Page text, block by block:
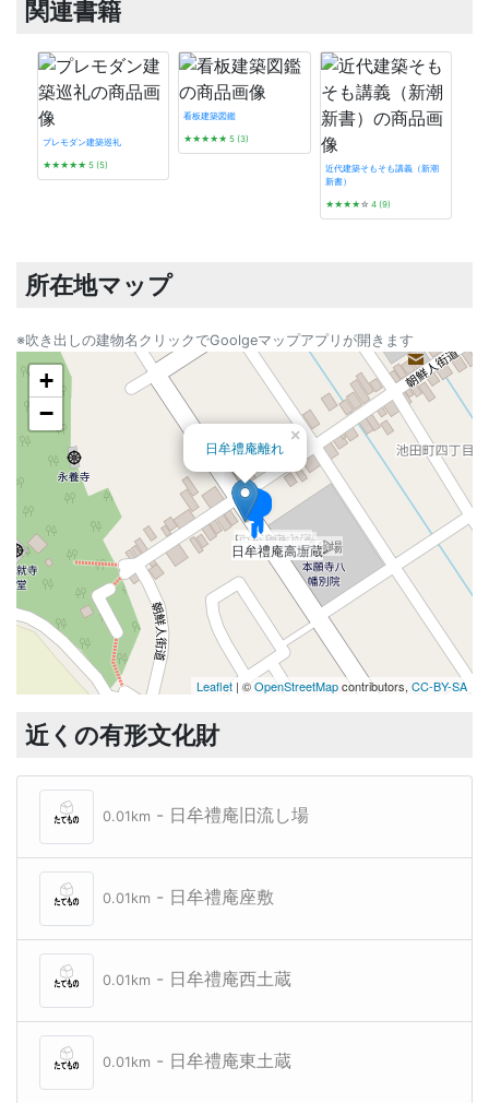
関連書籍
プレモダン建築巡礼
★★★★★ 5 (5)
看板建築図鑑
★★★★★ 5 (3)
近代建築そもそも講義（新潮
新書）
★★★★☆ 4 (9)
所在地マップ
※吹き出しの建物名クリックでGoolgeマップアプリが開きます
日牟禮庵旧流し場
日牟禮庵座敷
日牟禮庵西土蔵
日牟禮庵東土蔵
日牟禮庵高塀
日牟禮庵主屋
日牟禮庵離れ
×
+
−
Leaflet | ©OpenStreetMapcontributors, CC-BY-SA
近くの有形文化財
0.01km - 日牟禮庵旧流し場
0.01km - 日牟禮庵座敷
0.01km - 日牟禮庵西土蔵
0.01km - 日牟禮庵東土蔵